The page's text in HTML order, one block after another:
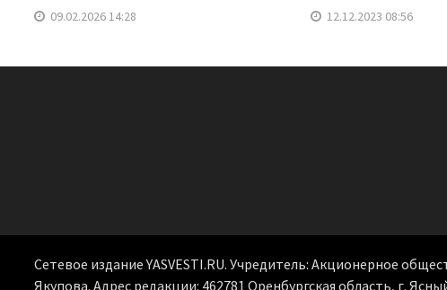
09.02.2026 14:28 12.12.2023 08:56
Сетевое издание YASVESTI.RU. Учредитель: Акционерное
Якупова. Адрес редакции: 462781 Оренбургская область, г.